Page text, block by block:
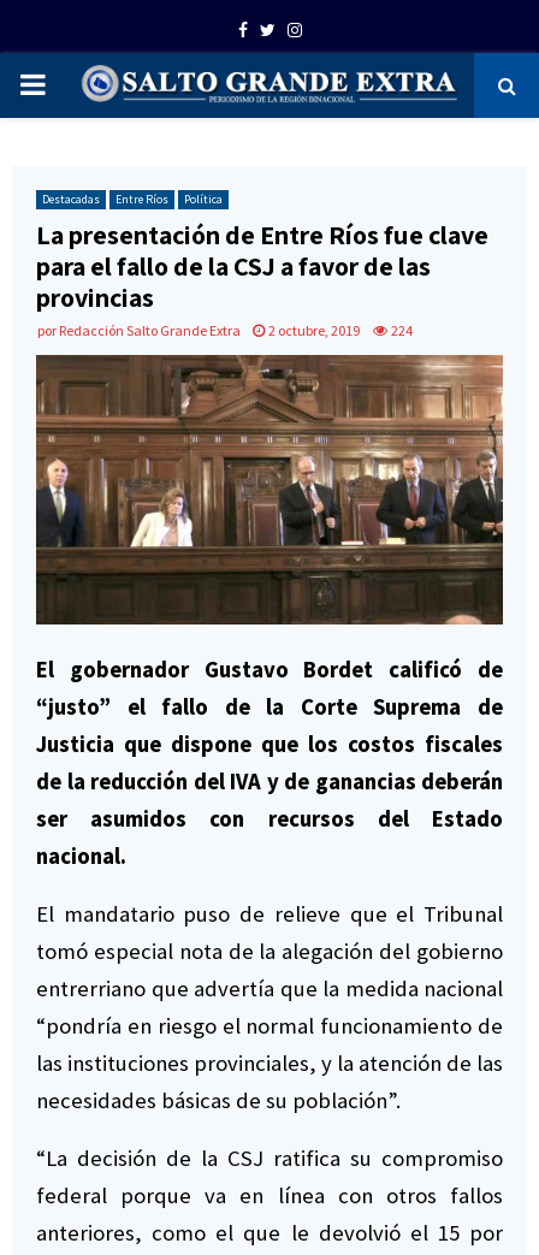
Facebook
TwitterInstagram
PRIMARY
Destacadas Entre Ríos Política
La presentación de Entre Ríos fue clave
para el fallo de la CSJ a favor de las
provincias
por Redacción Salto Grande Extra 2 octubre, 2019 224
El gobernador Gustavo Bordet calificó de
“justo” el fallo de la Corte Suprema de
Justicia que dispone que los costos fiscales
de la reducción del IVA y de ganancias deberán
ser asumidos con recursos del Estado
nacional.
El mandatario puso de relieve que el Tribunal
tomó especial nota de la alegación del gobierno
entrerriano que advertía que la medida nacional
“pondría en riesgo el normal funcionamiento de
las instituciones provinciales, y la atención de las
necesidades básicas de su población”.
“La decisión de la CSJ ratifica su compromiso
federal porque va en línea con otros fallos
anteriores, como el que le devolvió el 15 por